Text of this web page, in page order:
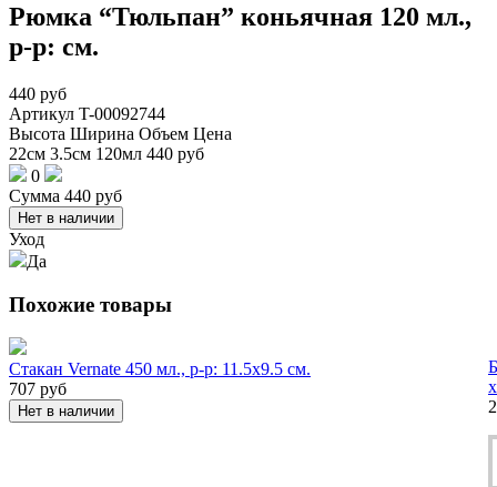
Рюмка “Тюльпан” коньячная 120 мл.,
р-р: см.
440 руб
Артикул T-00092744
Высота Ширина Объем Цена
22см 3.5см 120мл 440 руб
0
Сумма 440 руб
Нет в наличии
Уход
Да
Похожие товары
Стакан Vernate 450 мл., р-р: 11.5х9.5 см.
707 руб
Нет в наличии